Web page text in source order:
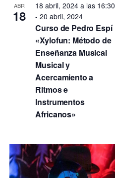
ABR
18
18 abril, 2024 a las 16:30
-20 abril, 2024
Curso de Pedro Espí
«Xylofun: Método de
Enseñanza Musical
Musical y
Acercamiento a
Ritmos e
Instrumentos
Africanos»